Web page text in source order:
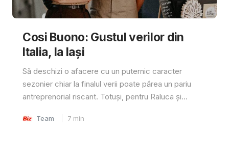
Cosi Buono: Gustul verilor din
Italia, la Iași
Să deschizi o afacere cu un puternic caracter
sezonier chiar la finalul verii poate părea un pariu
antreprenorial riscant. Totuși, pentru Raluca și...
Team 7 min